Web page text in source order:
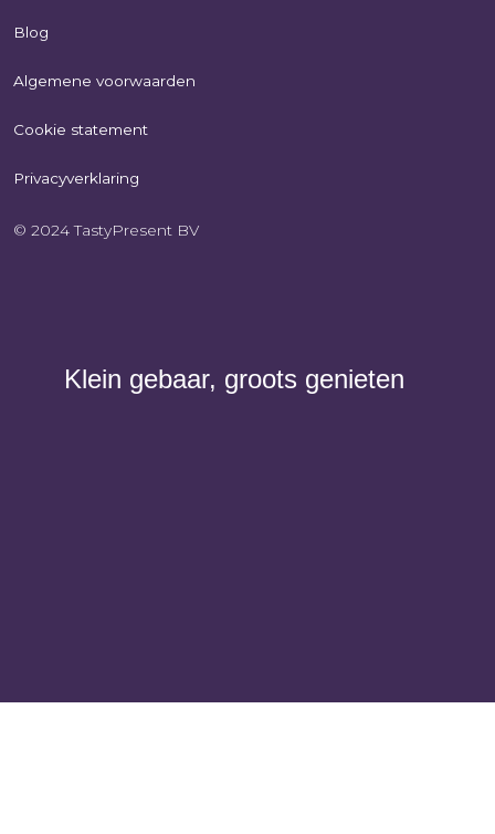
Blog
Algemene voorwaarden
Cookie statement
Privacyverklaring
© 2024 TastyPresent BV
Klein gebaar, groots genieten